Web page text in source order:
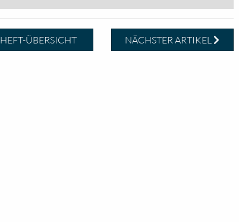
HEFT-ÜBERSICHT NÄCHSTER ARTIKEL